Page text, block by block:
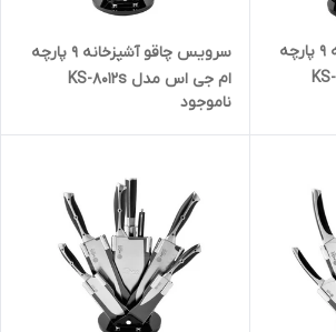
سرویس چاقو آشپزخانه 9 پارچه
سرویس چاقو آشپزخانه 9 پارچه
ام جی اس مدل KS-8012s
ناموجود